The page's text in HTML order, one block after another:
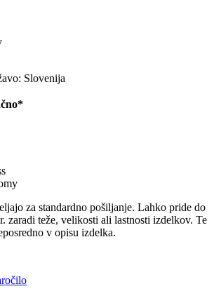
Slovenija
za standardno pošiljanje. Lahko pride do
zaradi teže, velikosti ali lastnosti izdelkov. Te
v opisu izdelka.